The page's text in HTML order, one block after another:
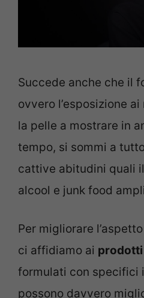
Succede anche che il
ovvero l’esposizione
la pelle a mostrare in
tempo, si sommi a
cattive abitudini quali il
alcool e junk food
Per migliorare l’aspetto
ci affidiamo ai
formulati con specifici
possono davvero